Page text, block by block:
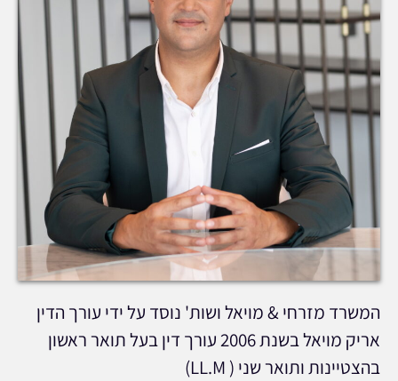
המשרד מזרחי & מויאל ושות' נוסד על ידי עורך הדין
אריק מויאל בשנת 2006 עורך דין בעל תואר ראשון
בהצטיינות ותואר שני ( LL.M)